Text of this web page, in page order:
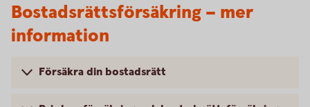
Bostadsrättsförsäkring – mer
information
Försäkra din bostadsrätt